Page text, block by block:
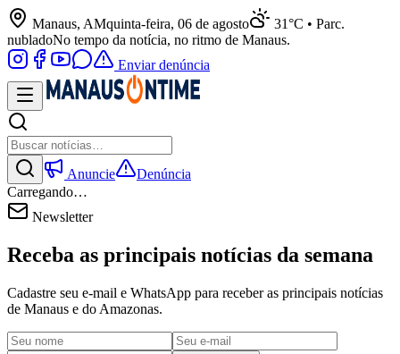
Manaus, AMquinta-feira, 06 de agosto
31°C • Parc.
nubladoNo tempo da notícia, no ritmo de Manaus.
Enviar denúncia
Anuncie
Denúncia
Carregando…
Newsletter
Receba as principais notícias da semana
Cadastre seu e-mail e WhatsApp para receber as principais notícias
de Manaus e do Amazonas.